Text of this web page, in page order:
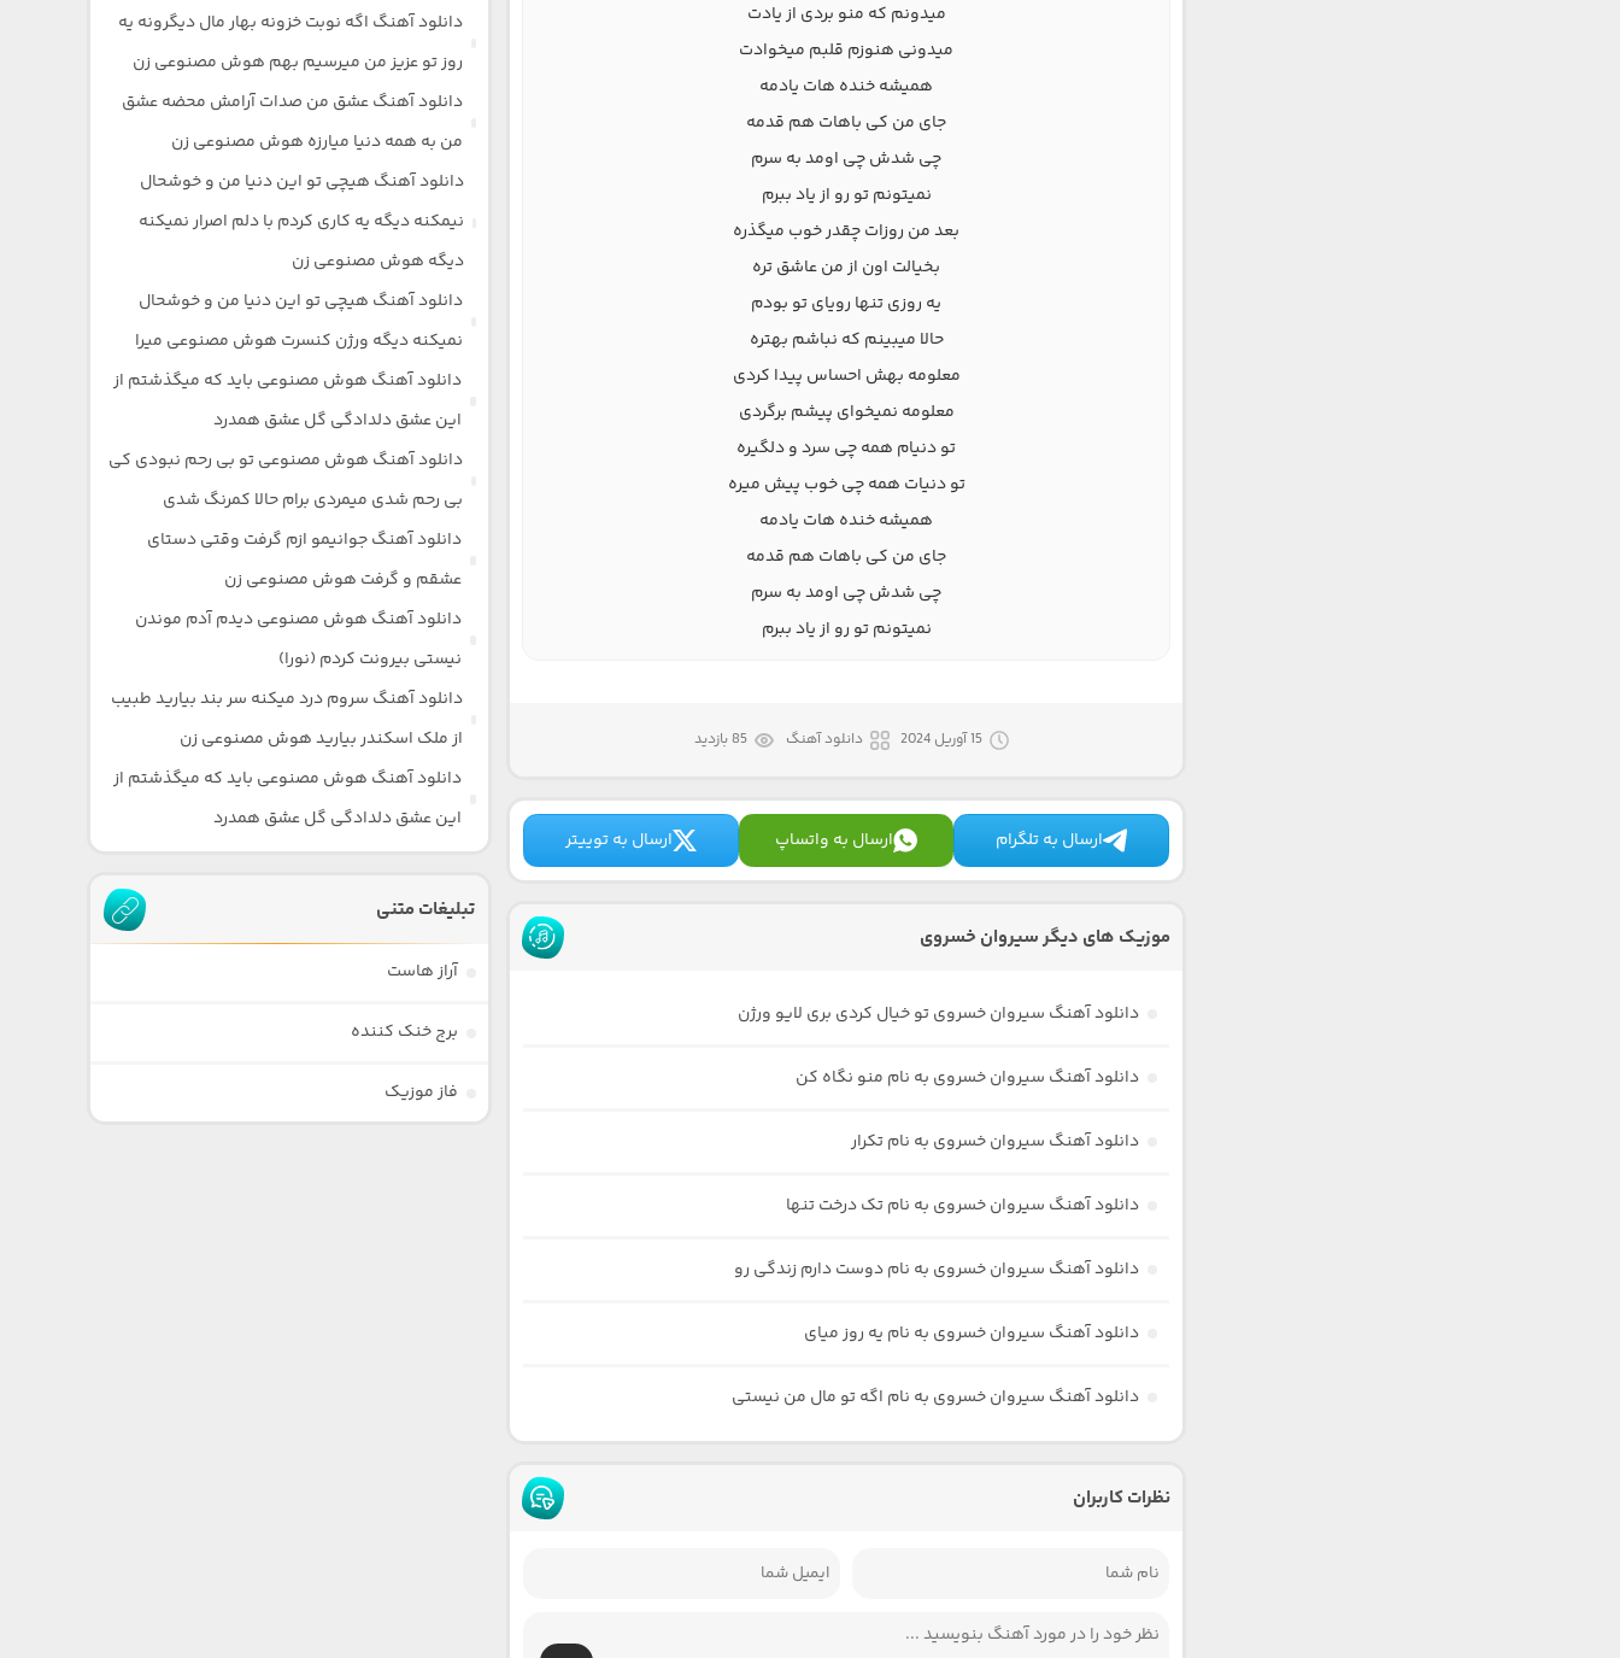
میدونم که منو بردی از یادت
میدونی هنوزم قلبم میخوادت
همیشه خنده هات یادمه
جای من کی باهات هم قدمه
چی شدش چی اومد به سرم
نمیتونم تو رو از یاد ببرم
بعد من روزات چقدر خوب میگذره
بخیالت اون از من عاشق تره
یه روزی تنها رویای تو بودم
حالا میبینم که نباشم بهتره
معلومه بهش احساس پیدا کردی
معلومه نمیخوای پیشم برگردی
تو دنیام همه چی سرد و دلگیره
تو دنیات همه چی خوب پیش میره
همیشه خنده هات یادمه
جای من کی باهات هم قدمه
چی شدش چی اومد به سرم
نمیتونم تو رو از یاد ببرم
15 آوریل 2024 دانلود آهنگ 85 بازدید
ارسال به تلگرام ارسال به واتساپ ارسال به توییتر
موزیک های دیگر سیروان خسروی
دانلود آهنگ سیروان خسروی تو خیال کردی بری لایو ورژن
دانلود آهنگ سیروان خسروی به نام منو نگاه کن
دانلود آهنگ سیروان خسروی به نام تکرار
دانلود آهنگ سیروان خسروی به نام تک درخت تنها
دانلود آهنگ سیروان خسروی به نام دوست دارم زندگی رو
دانلود آهنگ سیروان خسروی به نام یه روز میای
دانلود آهنگ سیروان خسروی به نام اگه تو مال من نیستی
نظرات کاربران
دانلود آهنگ اگه نوبت خزونه بهار مال دیگرونه یه
روز تو عزیز من میرسیم بهم هوش مصنوعی زن
دانلود آهنگ عشق من صدات آرامش محضه عشق
من به همه دنیا میارزه هوش مصنوعی زن
دانلود آهنگ هیچی تو این دنیا من و خوشحال
نیمکنه دیگه یه کاری کردم با دلم اصرار نمیکنه
دیگه هوش مصنوعی زن
دانلود آهنگ هیچی تو این دنیا من و خوشحال
نمیکنه دیگه ورژن کنسرت هوش مصنوعی میرا
دانلود آهنگ هوش مصنوعی باید که میگذشتم از
این عشق دلدادگی گل عشق همدرد
دانلود آهنگ هوش مصنوعی تو بی رحم نبودی کی
بی رحم شدی میمردی برام حالا کمرنگ شدی
دانلود آهنگ جوانیمو ازم گرفت وقتی دستای
عشقم و گرفت هوش مصنوعی زن
دانلود آهنگ هوش مصنوعی دیدم آدم موندن
نیستی بیرونت کردم (نورا)
دانلود آهنگ سروم درد میکنه سر بند بیارید طبیب
از ملک اسکندر بیارید هوش مصنوعی زن
دانلود آهنگ هوش مصنوعی باید که میگذشتم از
این عشق دلدادگی گل عشق همدرد
تبلیغات متنی
آراز هاست
برج خنک کننده
فاز موزیک